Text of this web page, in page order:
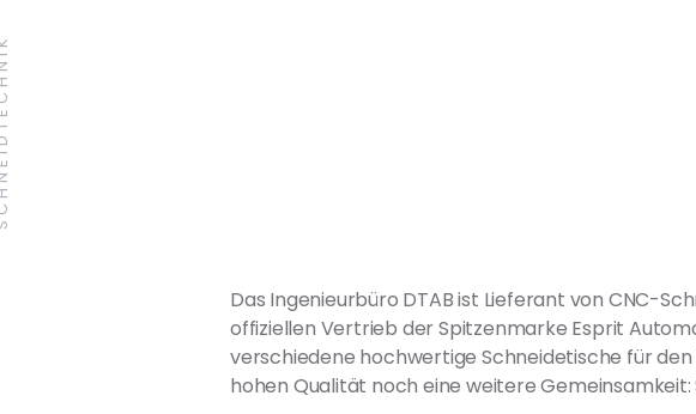
Das Ingenieurbüro DTAB ist Lieferant von CNC-
offiziellen Vertrieb der Spitzenmarke Esprit
verschiedene hochwertige Schneidetische für
hohen Qualität noch eine weitere Gemeinsamkeit: